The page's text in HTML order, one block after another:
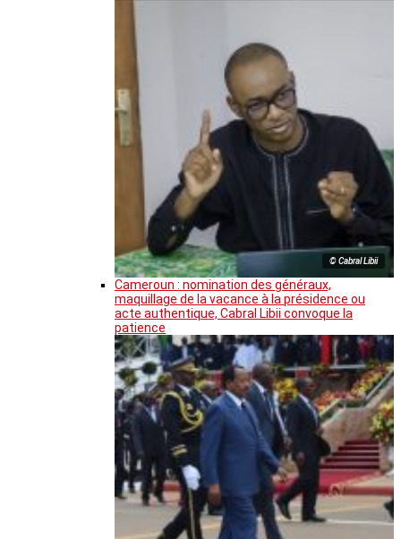
© Cabral Libii
Cameroun : nomination des généraux,
maquillage de la vacance à la présidence ou
acte authentique, Cabral Libii convoque la
patience